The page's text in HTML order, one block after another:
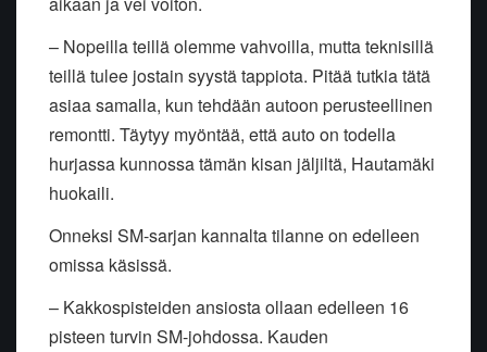
– Nopeilla teillä olemme vahvoilla, mutta teknisillä
teillä tulee jostain syystä tappiota. Pitää tutkia tätä
asiaa samalla, kun tehdään autoon perusteellinen
remontti. Täytyy myöntää, että auto on todella
hurjassa kunnossa tämän kisan jäljiltä, Hautamäki
huokaili.
Onneksi SM-sarjan kannalta tilanne on edelleen
omissa käsissä.
– Kakkospisteiden ansiosta ollaan edelleen 16
pisteen turvin SM-johdossa. Kauden